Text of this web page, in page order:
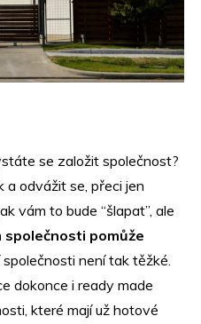
se založit společnost?
a odvážit se, přeci jen
vám to bude “šlapat”, ale
společnosti pomůže
společnosti není tak těžké.
dokonce i ready made
které mají už hotové